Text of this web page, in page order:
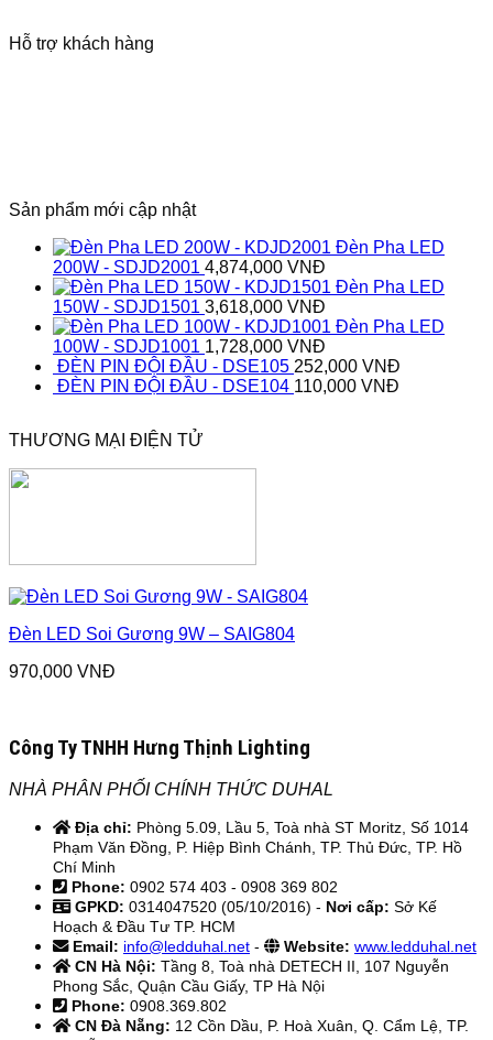
Hỗ trợ khách hàng
Sản phẩm mới cập nhật
Đèn Pha LED
200W - SDJD2001 4,874,000 VNĐ
Đèn Pha LED
150W - SDJD1501 3,618,000 VNĐ
Đèn Pha LED
100W - SDJD1001 1,728,000 VNĐ
ĐÈN PIN ĐỘI ĐẦU - DSE105 252,000 VNĐ
ĐÈN PIN ĐỘI ĐẦU - DSE104 110,000 VNĐ
THƯƠNG MẠI ĐIỆN TỬ
Đèn LED Soi Gương 9W – SAIG804
970,000 VNĐ
Công Ty TNHH Hưng Thịnh Lighting
NHÀ PHÂN PHỐI CHÍNH THỨC DUHAL
Địa chỉ: Phòng 5.09, Lầu 5, Toà nhà ST Moritz, Số 1014
Phạm Văn Đồng, P. Hiệp Bình Chánh, TP. Thủ Đức, TP. Hồ
Chí Minh
Phone: 0902 574 403 - 0908 369 802
GPKD: 0314047520 (05/10/2016) - Nơi cấp: Sở Kế
Hoạch & Đầu Tư TP. HCM
Email: info@ledduhal.net - Website: www.ledduhal.net
CN Hà Nội: Tầng 8, Toà nhà DETECH II, 107 Nguyễn
Phong Sắc, Quận Cầu Giấy, TP Hà Nội
Phone: 0908.369.802
CN Đà Nẵng: 12 Cồn Dầu, P. Hoà Xuân, Q. Cẩm Lệ, TP.